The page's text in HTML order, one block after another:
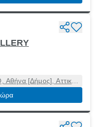
[Δήμος], Αττική,